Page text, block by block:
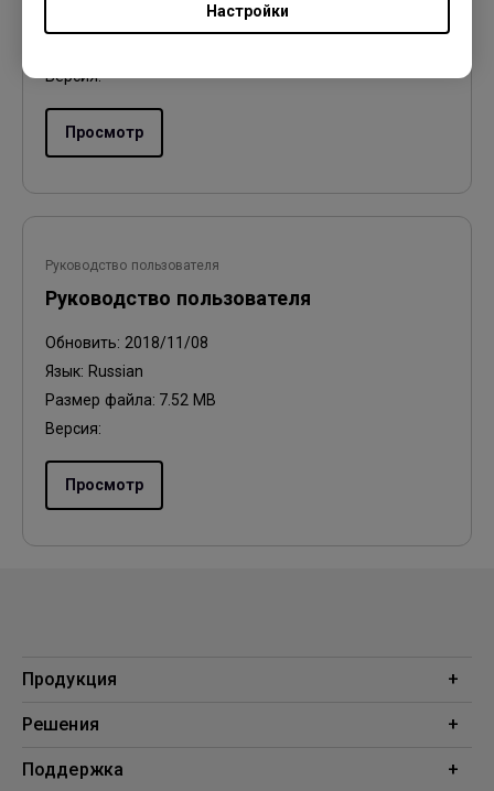
Настройки
Версия:
Просмотр
Руководство пользователя
Руководство пользователя
Обновить: 2018/11/08
Язык: Russian
Размер файла: 7.52 MB
Версия:
Просмотр
Продукция
Проекторы
Решения
Образование
Поддержка